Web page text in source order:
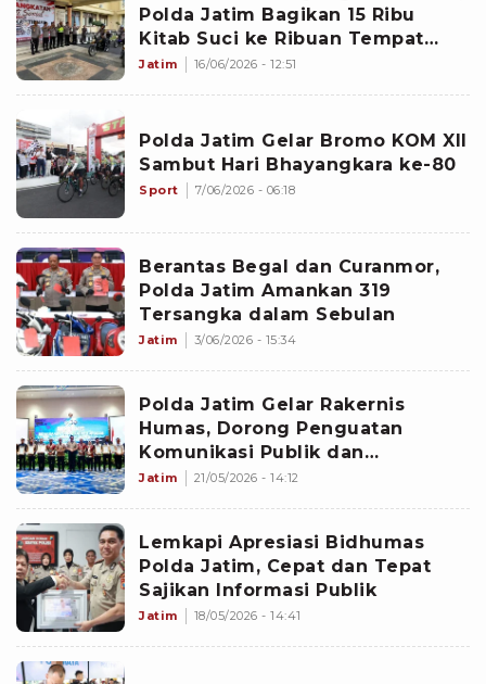
Polda Jatim Bagikan 15 Ribu
Kitab Suci ke Ribuan Tempat
Ibadah Berbagai Agama di
Jatim 16/06/2026 - 12:51
Polda Jatim Gelar Bromo KOM XII
Sambut Hari Bhayangkara ke-80
Sport 7/06/2026 - 06:18
Berantas Begal dan Curanmor,
Polda Jatim Amankan 319
Tersangka dalam Sebulan
Jatim 3/06/2026 - 15:34
Polda Jatim Gelar Rakernis
Humas, Dorong Penguatan
Komunikasi Publik dan
Manajemen Media
Jatim 21/05/2026 - 14:12
Lemkapi Apresiasi Bidhumas
Polda Jatim, Cepat dan Tepat
Sajikan Informasi Publik
Jatim 18/05/2026 - 14:41